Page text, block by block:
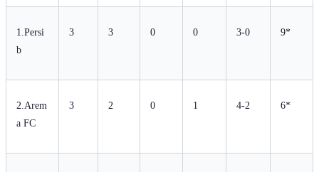
1.Persi
b
3 3 0 0 3-0 9*
2.Arem
a FC
3 2 0 1 4-2 6*